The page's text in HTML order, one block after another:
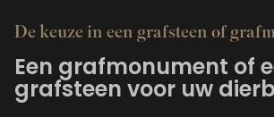
De keuze in een grafsteen of
Een grafmonument of
grafsteen voor uw